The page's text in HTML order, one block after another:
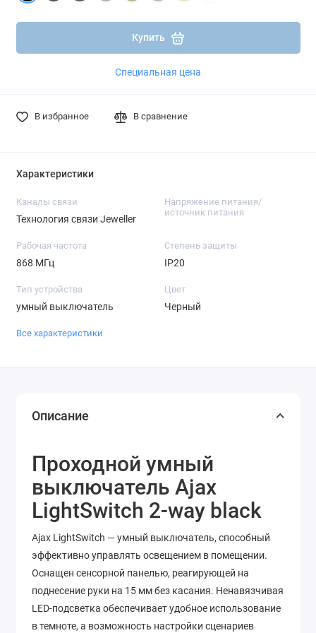
Купить
Специальная цена
В избранное В сравнение
Характеристики
Каналы связи
Технология связи Jeweller
Напряжение питания/
источник питания
Рабочая частота
868 МГц
Степень защиты
IP20
Тип устройства
умный выключатель
Цвет
Черный
Все характеристики
Описание
Проходной умный
выключатель Ajax
LightSwitch 2-way black
Ajax LightSwitch — умный выключатель, способный
эффективно управлять освещением в помещении.
Оснащен сенсорной панелью, реагирующей на
поднесение руки на 15 мм без касания. Ненавязчивая
LED-подсветка обеспечивает удобное использование
в темноте, а возможность настройки сценариев